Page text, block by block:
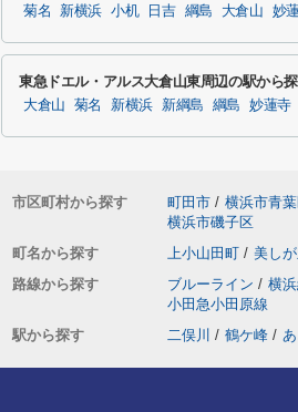
菊名 新横浜 小机 日吉 綱島 大倉山 妙
東急ドエル・アルス大倉山東周辺の駅から
大倉山 菊名 新横浜 新綱島 綱島 妙蓮寺
市区町村から探す 町田市 / 横浜市青
横浜市磯子区
町名から探す
上小山田町 / 美し
路線から探す
ブルーライン / 横
小田急小田原線
駅から探す
二俣川 / 鶴ケ峰 /